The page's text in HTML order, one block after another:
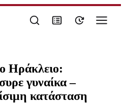
Ηράκλειο:
γυναίκα –
κατάσταση